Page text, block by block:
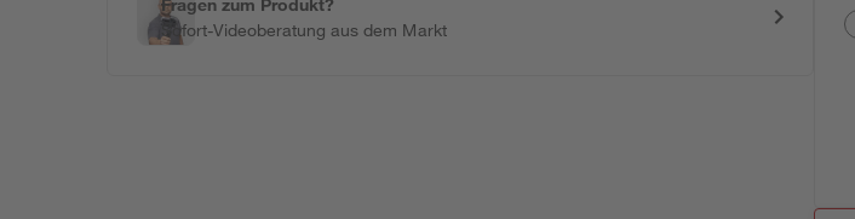
Fragen zum Produkt?
Sofort-Videoberatung aus dem Markt